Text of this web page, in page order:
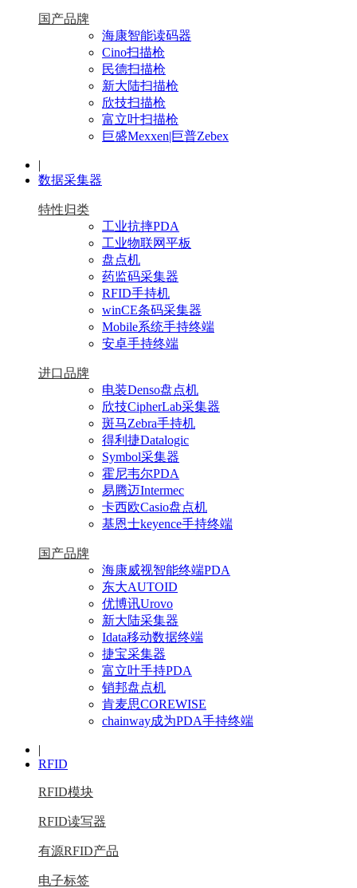
国产品牌
海康智能读码器
Cino扫描枪
民德扫描枪
新大陆扫描枪
欣技扫描枪
富立叶扫描枪
巨盛Mexxen|巨普Zebex
|
数据采集器
特性归类
工业抗摔PDA
工业物联网平板
盘点机
药监码采集器
RFID手持机
winCE条码采集器
Mobile系统手持终端
安卓手持终端
进口品牌
电装Denso盘点机
欣技CipherLab采集器
斑马Zebra手持机
得利捷Datalogic
Symbol采集器
霍尼韦尔PDA
易腾迈Intermec
卡西欧Casio盘点机
基恩士keyence手持终端
国产品牌
海康威视智能终端PDA
东大AUTOID
优博讯Urovo
新大陆采集器
Idata移动数据终端
捷宝采集器
富立叶手持PDA
销邦盘点机
肯麦思COREWISE
chainway成为PDA手持终端
|
RFID
RFID模块
RFID读写器
有源RFID产品
电子标签